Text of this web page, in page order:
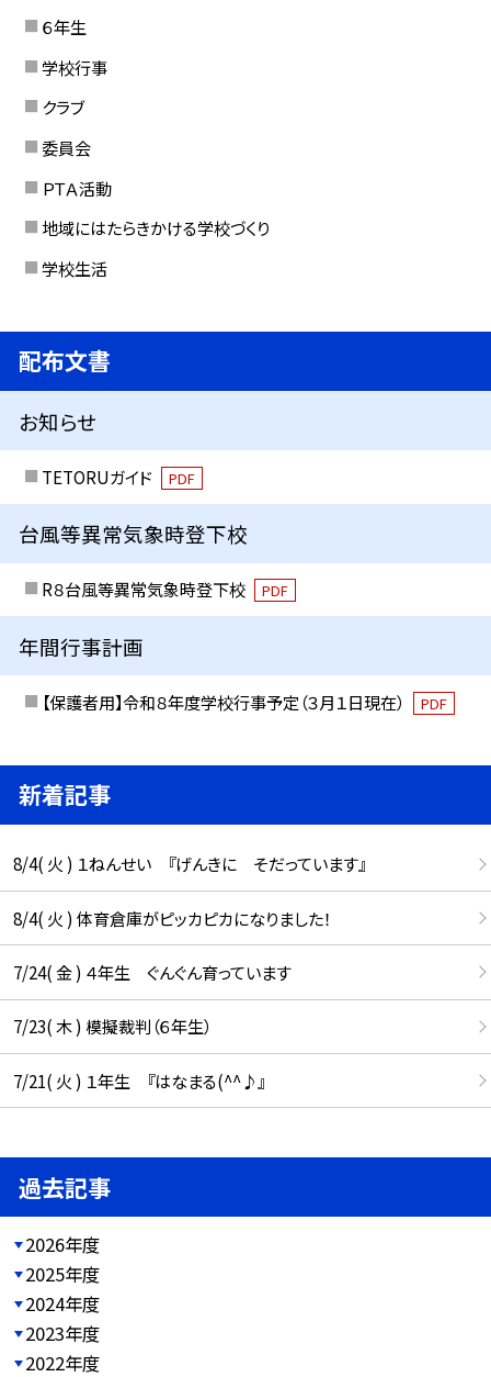
６年生
学校行事
クラブ
委員会
ＰＴＡ活動
地域にはたらきかける学校づくり
学校生活
配布文書
お知らせ
TETORUガイド PDF
台風等異常気象時登下校
R８台風等異常気象時登下校 PDF
年間行事計画
【保護者用】令和８年度学校行事予定（３月１日現在） PDF
新着記事
8/4( 火 ) １ねんせい 『げんきに そだっています』
8/4( 火 ) 体育倉庫がピッカピカになりました！
7/24( 金 ) ４年生 ぐんぐん育っています
7/23( 木 ) 模擬裁判（６年生）
7/21( 火 ) １年生 『はなまる(^^♪』
過去記事
2026年度
2025年度
2024年度
2023年度
2022年度